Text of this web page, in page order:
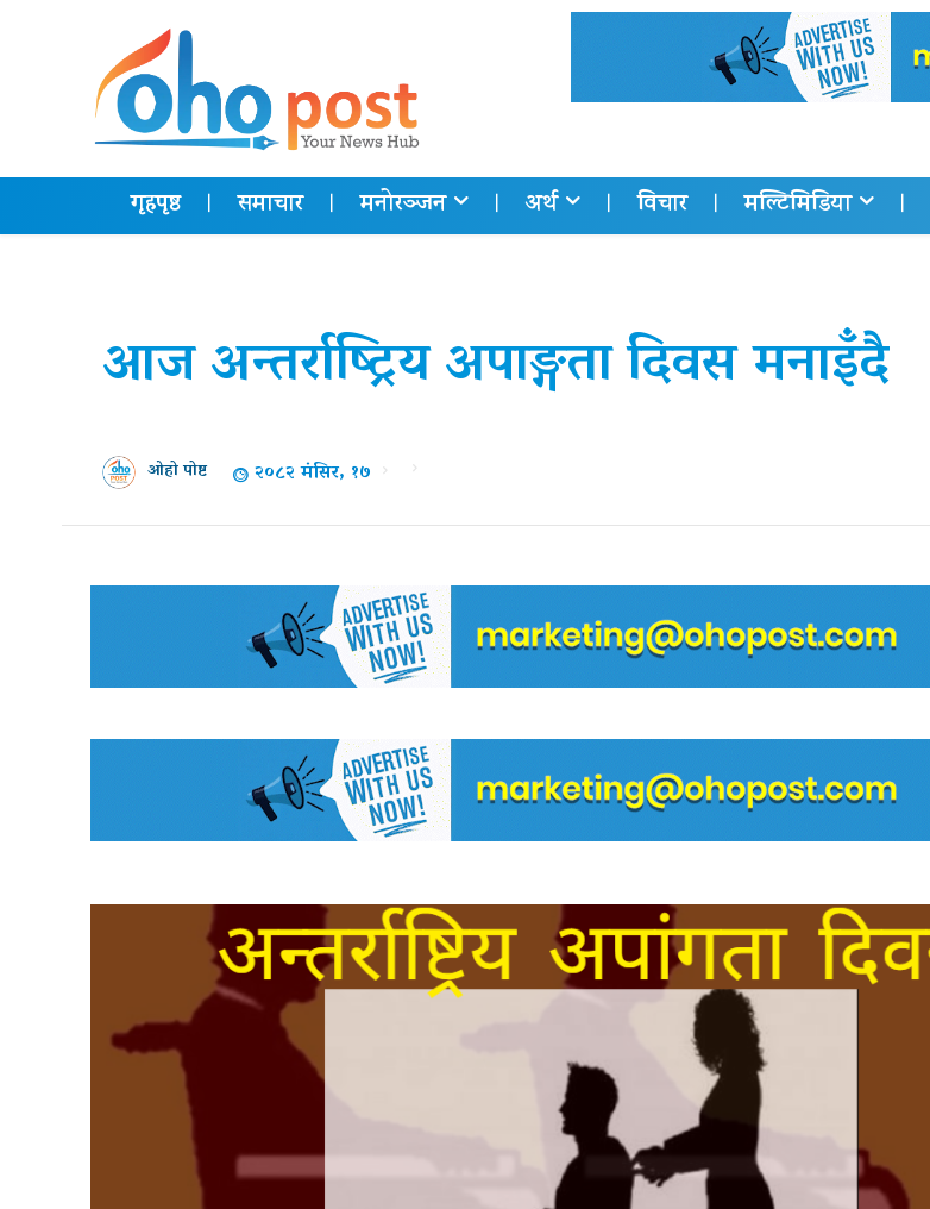
गृहपृष्ठ समाचार मनोरञ्जन अर्थ विचार मल्टिमिडिया
आज अन्तर्राष्ट्रिय अपाङ्गता दिवस मनाइँदै
ओहो पोष्ट २०८२ मंसिर, १७